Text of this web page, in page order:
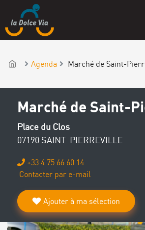
Agenda Marché de Saint-
Marché de Saint-
Place du Clos
07190 SAINT-PIERREVILLE
+33 4 75 66 60 14
Contacter par e-mail
Ajouter à ma sélection